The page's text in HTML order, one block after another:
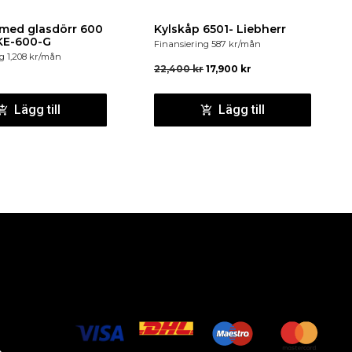
glasdörr 600
600-G
1,208 kr/mån
Lägg till
Kylskåp 6501- Liebherr
Finansiering 587 kr/mån
22,400kr 17,900 kr
Lägg till